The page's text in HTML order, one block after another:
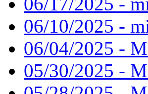
06/10/2025 -
06/04/2025 -
05/30/2025 -